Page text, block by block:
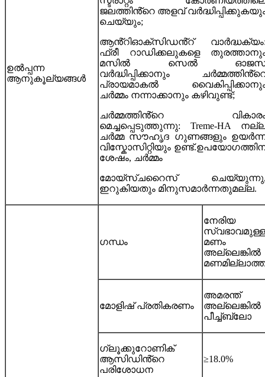
ഉൽപ്പന്ന
ആനുകൂല്യങ്ങൾ
ജലത്തിൻ്റെ അളവ്
ചെയ്യും;
ആൻ്റിഓക്‌സിഡൻ്റ്
ഫ്രീ റാഡിക്കലുകളെ
മസിൽ സെൽ
വർദ്ധിപ്പിക്കാനും
പ്രായമാകൽ
ചർമ്മം നന്നാക്കാനും കഴിവുണ്ട്;
ചർമ്മത്തിൻ്റെ
മെച്ചപ്പെടുത്തുന്നു: Treme-HA
ചർമ്മ സൗഹൃദ ഗുണങ്ങളും
വിസ്കോസിറ്റിയും
ശേഷം, ചർമ്മം
മോയ്സ്ചറൈസ്
ഇറുകിയതും മിനുസമാർന്നതുമല്ല.
ഗന്ധം
നേരിയ
സ്വഭാവമുള്ള
മണം
അല്ലെങ്കിൽ
മോളിഷ് പ്രതികരണം
അമരന്ത്
അല്ലെങ്കിൽ
പീച്ച്ബ്ലോ
ഗ്ലൂക്കുറോണിക്
ആസിഡിൻ്റെ
പരിശോധന
≥18.0%